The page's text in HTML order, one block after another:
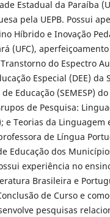
Estadual da Paraíba
pela UEPB. Possui
Híbrido e Inovação
(UFC),
do Espectro
Especial (DEE)
Educação (SEMESP)
de Pesquisa:
e Teorias da Linguagem
de Língua
Educação dos
experiência no
Brasileira e
de Curso e
pesquisas